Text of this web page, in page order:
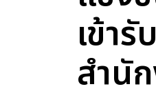
เข้า
สำนั